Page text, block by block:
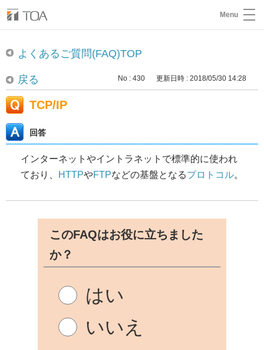
Menu
よくあるご質問(FAQ)TOP
戻る No : 430 更新日時 : 2018/05/30 14:28
TCP/IP
回答
インターネットやイントラネットで標準的に使われ
ており、
HTTPやFTPなどの基盤となるプロトコル。
このFAQはお役に立ちました
か？
はい
いいえ